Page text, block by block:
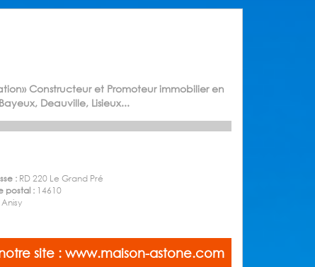
Constructeur et Promoteur immobilier en
Deauville, Lisieux...
: RD 220 Le Grand Pré
postal : 14610
Anisy
site : www.maison-astone.com